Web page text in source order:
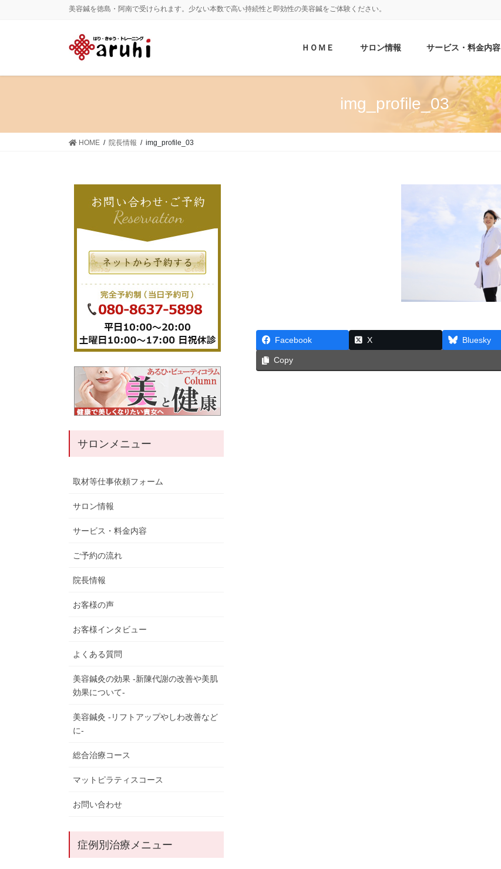
に
ョ
動
美容鍼を徳島・阿南で受けられます。少ない本数で高い持続性と即効性の美容鍼をご体験ください。
ＨＯＭＥ サロン情報 サービス・料金内容
img_profile_03
HOME 院長情報 img_profile_03
Facebook X Bluesky
Copy
サロンメニュー
取材等仕事依頼フォーム
サロン情報
サービス・料金内容
ご予約の流れ
院長情報
お客様の声
お客様インタビュー
よくある質問
美容鍼灸の効果 -新陳代謝の改善や美肌
効果について-
美容鍼灸 -リフトアップやしわ改善など
に-
総合治療コース
マットピラティスコース
お問い合わせ
症例別治療メニュー